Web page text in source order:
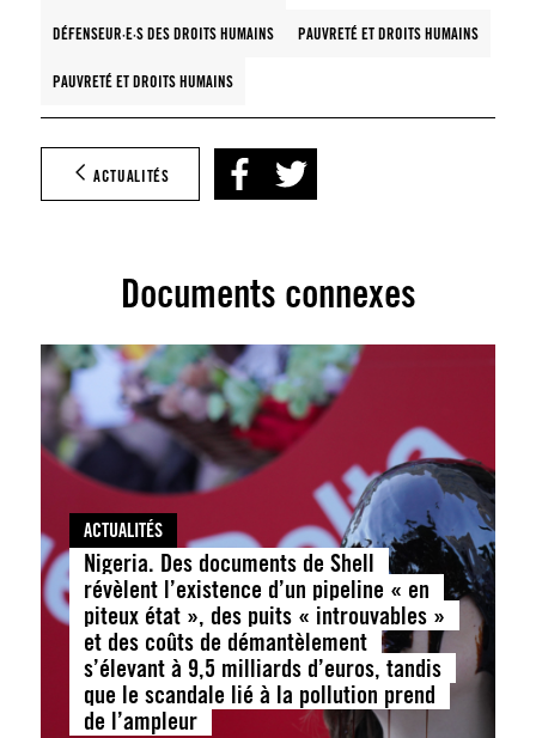
DÉFENSEUR·E·S DES DROITS HUMAINS PAUVRETÉ ET DROITS HUMAINS
PAUVRETÉ ET DROITS HUMAINS
ACTUALITÉS
Documents connexes
ACTUALITÉS
Nigeria. Des documents de Shell
révèlent l’existence d’un pipeline « en
piteux état », des puits « introuvables »
et des coûts de démantèlement
s’élevant à 9,5 milliards d’euros, tandis
que le scandale lié à la pollution prend
de l’ampleur